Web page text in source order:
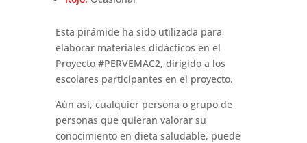
Esta pirámide ha sido utilizada para
elaborar materiales didácticos en el
Proyecto #PERVEMAC2, dirigido a los
escolares participantes en el proyecto.
Aún así, cualquier persona o grupo de
personas que quieran valorar su
conocimiento en dieta saludable, puede